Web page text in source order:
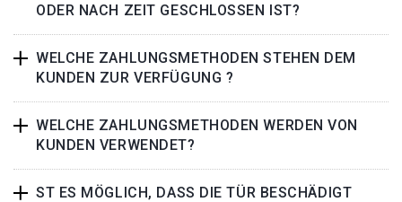
ODER NACH ZEIT GESCHLOSSEN IST?
WELCHE ZAHLUNGSMETHODEN STEHEN DEM
KUNDEN ZUR VERFÜGUNG ?
WELCHE ZAHLUNGSMETHODEN WERDEN VON
KUNDEN VERWENDET?
ST ES MÖGLICH, DASS DIE TÜR BESCHÄDIGT